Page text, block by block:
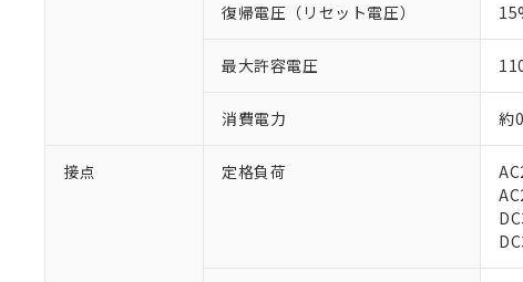
復帰電圧（リセット電圧）
最大許容電圧
消費電力 約
接点 定格負荷